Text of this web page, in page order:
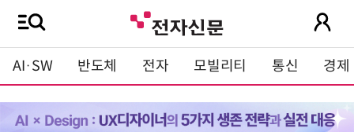
AI·SW 반도체 전자 모빌리티 통신 경제